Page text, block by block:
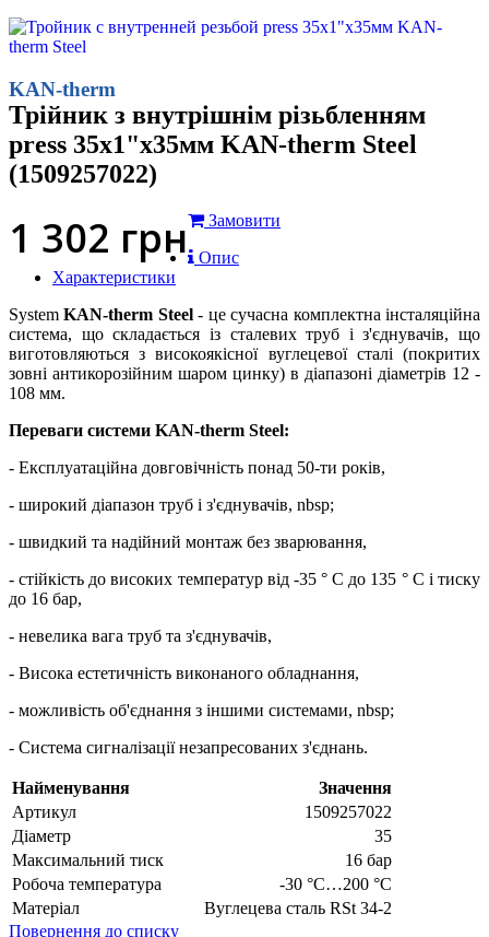
KAN-therm
Трійник з внутрішнім різьбленням
press 35x1"x35мм KAN-therm Steel
(1509257022)
1 302 грн
Замовити
Опис
Характеристики
SystemKAN-therm Steel- це сучасна комплектна інсталяційна
система, що складається із сталевих труб і з'єднувачів, що
виготовляються з високоякісної вуглецевої сталі (покритих
зовні антикорозійним шаром цинку) в діапазоні діаметрів 12 -
108 мм.
Переваги системи KAN-therm Steel:
- Експлуатаційна довговічність понад 50-ти років,
- широкий діапазон труб і з'єднувачів, nbsp;
- швидкий та надійний монтаж без зварювання,
- стійкість до високих температур від -35 ° C до 135 ° C і тиску
до 16 бар,
- невелика вага труб та з'єднувачів,
- Висока естетичність виконаного обладнання,
- можливість об'єднання з іншими системами, nbsp;
- Система сигналізації незапресованих з'єднань.
Найменування
Значення
Артикул
1509257022
Діаметр
35
Максимальний тиск
16 бар
Робоча температура
-30 °C…200 °C
Матеріал
Вуглецева сталь RSt 34-2
Повернення до списку